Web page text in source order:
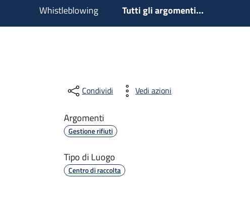
Whistleblowing Tutti gli argomenti...
Condividi Vedi azioni
Argomenti
Gestione rifiuti
Tipo di Luogo
Centro di raccolta